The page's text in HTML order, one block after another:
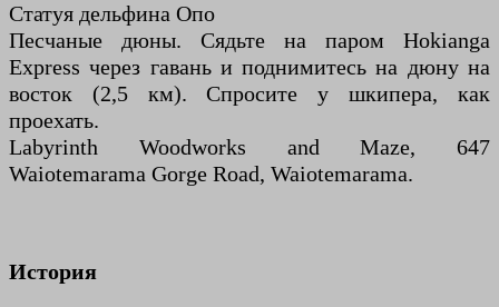
Статуя дельфина Опо
Песчаные дюны. Сядьте на паром Hokianga
Express через гавань и поднимитесь на дюну на
восток (2,5 км). Спросите у шкипера, как
проехать.
Labyrinth Woodworks and Maze, 647
Waiotemarama Gorge Road, Waiotemarama.
История